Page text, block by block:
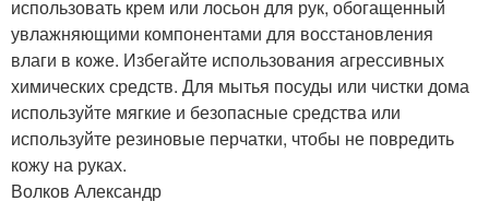
использовать крем или лосьон для рук, обогащенный
увлажняющими компонентами для восстановления
влаги в коже. Избегайте использования агрессивных
химических средств. Для мытья посуды или чистки дома
используйте мягкие и безопасные средства или
используйте резиновые перчатки, чтобы не повредить
кожу на руках.
Волков Александр